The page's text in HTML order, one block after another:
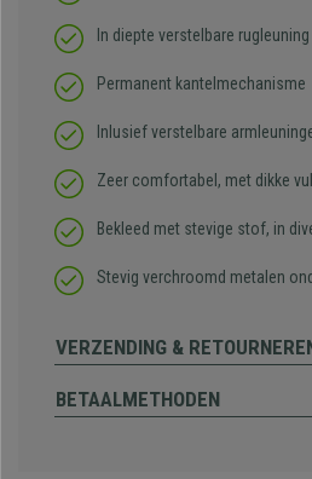
In diepte verstelbare rugleuning
Permanent kantelmechanisme
Inlusief verstelbare
Zeer comfortabel, met dikke
Bekleed met stevige stof, in
Stevig verchroomd metalen
VERZENDING &
BETAALMETHODEN